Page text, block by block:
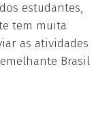
estudantes,
tem muita
as atividades
Brasil